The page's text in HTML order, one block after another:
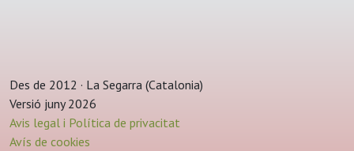
Des de 2012 · La Segarra (Catalonia)
Versió juny 2026
Avis legal i Política de privacitat
Avís de cookies